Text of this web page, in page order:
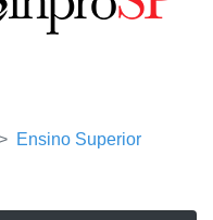
Ensino Superior